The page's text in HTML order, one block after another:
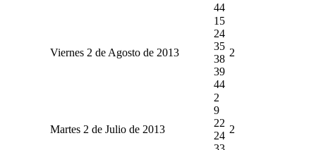
44
Viernes 2 de Agosto de 2013
15
24
35
38
39
44
2
Martes 2 de Julio de 2013
2
9
22
24
2